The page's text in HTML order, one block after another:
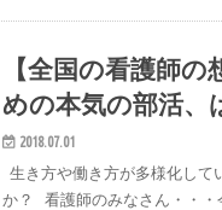
【全国の看護師
めの本気の部活、
2018.07.01
生き方や働き方が多様化して
か？ 看護師のみなさん・・・